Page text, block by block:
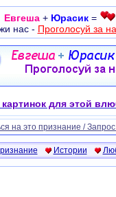
Евгеша+ Юрасик=
нас - Проголосуй за
для этой
на это признание /
Истории